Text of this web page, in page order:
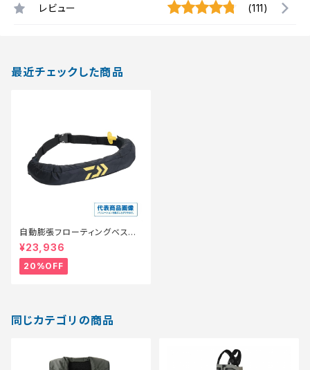
レビュー (111)
最近チェックした商品
自動膨張フローティングベスト
DF-2724JM ブラック フリー
【特価装備】【20】
¥23,936
20%OFF
同じカテゴリの商品